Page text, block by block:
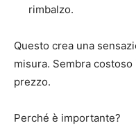
rimbalzo.
Questo crea una
misura. Sembra
prezzo.
Perché è importante?